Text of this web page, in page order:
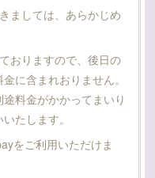
ましては、あらかじめ
おりますので、後日の
に含まれおりません。
料金がかかってまいり
たします。
をご利用いただけま